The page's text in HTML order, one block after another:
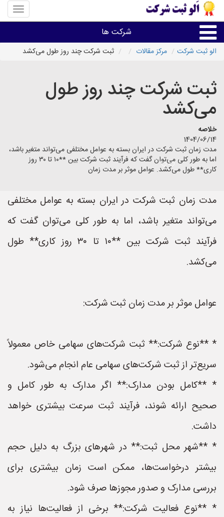
منوی
سایت
ثبت
شرکت ها
اخذگواهینامه رتبه بندی
الو ثبت شرکت مرکز مقالات ثبت شرکت چند روز طول می‌کشد
ثبت شرکت چند روز طول
می‌کشد
خلاصه
1404/06/14
مدت زمان ثبت شرکت در ایران بسته به عوامل مختلفی می‌تواند متغیر باشد،
اما به طور کلی می‌توان گفت که فرآیند ثبت شرکت بین **۱۰ تا ۳۰ روز
کاری** طول می‌کشد. عوامل موثر بر مدت زمان
مدت زمان ثبت شرکت در ایران بسته به عوامل مختلفی
می‌تواند متغیر باشد، اما به طور کلی می‌توان گفت که
فرآیند ثبت شرکت بین **۱۰ تا ۳۰ روز کاری** طول
می‌کشد.
عوامل موثر بر مدت زمان ثبت شرکت:
* **نوع شرکت:** ثبت شرکت‌های سهامی خاص معمولاً
سریع‌تر از ثبت شرکت‌های سهامی عام انجام می‌شود.
* **کامل بودن مدارک:** اگر مدارک به طور کامل و
صحیح ارائه شوند، فرآیند ثبت سرعت بیشتری خواهد
داشت.
* **شهر محل ثبت:** در شهرهای بزرگ به دلیل حجم
بیشتر درخواست‌ها، ممکن است زمان بیشتری برای
بررسی مدارک و صدور مجوزها صرف شود.
* **نوع فعالیت شرکت:** برخی از فعالیت‌ها نیاز به